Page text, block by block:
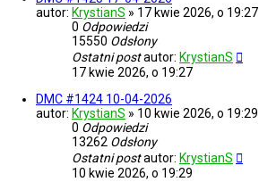
autor: KrystianS » 17 kwie 2026, o 19:27
0 Odpowiedzi
15550 Odsłony
Ostatni postautor: KrystianS
17 kwie 2026, o 19:27
DMC #1424 10-04-2026
autor: KrystianS » 10 kwie 2026, o 19:29
0 Odpowiedzi
13262 Odsłony
Ostatni postautor: KrystianS
10 kwie 2026, o 19:29